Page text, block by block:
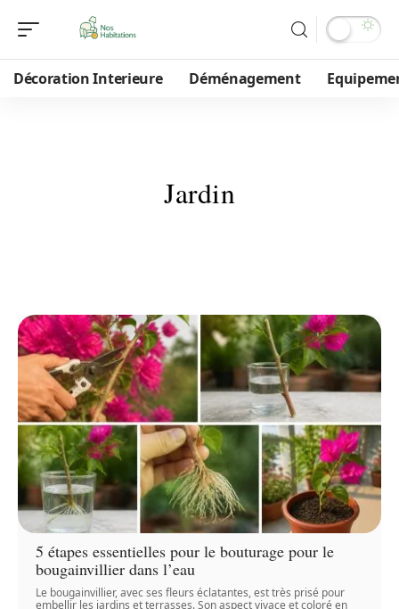
Décoration Interieure Déménagement
Jardin
5 étapes essentielles pour le bouturage pour le
bougainvillier dans l’eau
Le bougainvillier, avec ses fleurs éclatantes, est très prisé pour
embellir les jardins et terrasses. Son aspect vivace et coloré en